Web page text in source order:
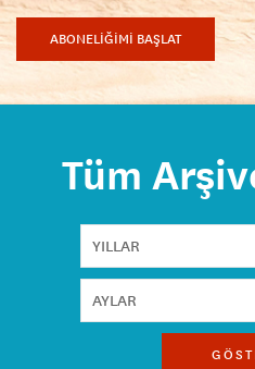
ABONELİĞİMİ BAŞLAT
Tüm